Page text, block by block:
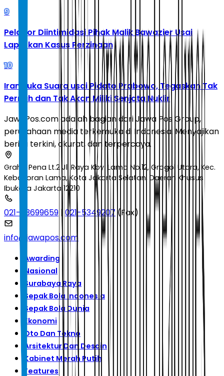
9
Pelapor Diintimidasi Pihak Malik Bawazier Usai
Laporkan Kasus Perzinaan
10
Iran Buka Suara usai Pidato Prabowo, Tegaskan Tak
Pernah dan Tak Akan Miliki Senjata Nuklir
JawaPos.com adalah bagian dari Jawa Pos Group,
perusahaan media terkemuka di Indonesia. Menyajikan
berita terkini, akurat, dan terpercaya.
Graha Pena Lt.2 Jl. Raya Kby. Lama No.12, Grogol Utara, Kec.
Kebayoran Lama, Kota Jakarta Selatan, Daerah Khusus
Ibukota Jakarta 12210
021-53699659 | 021-5349207 (Fax)
info@jawapos.com
Awarding
Nasional
Surabaya Raya
Sepak Bola Indonesia
Sepak Bola Dunia
Ekonomi
Oto Dan Tekno
Arsitektur Dan Desain
Kabinet Merah Putih
Features